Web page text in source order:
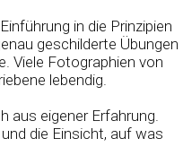
in die Prinzipien
geschilderte Übungen
Viele Fotographien von
lebendig.
aus eigener Erfahrung.
die Einsicht, auf was